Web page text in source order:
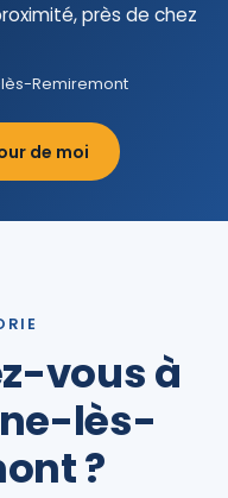
près de chez
Remiremont
de moi
vous à
lès-
?